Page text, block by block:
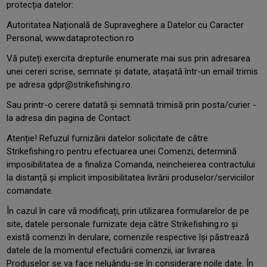
protecția datelor:
Autoritatea Națională de Supraveghere a Datelor cu Caracter
Personal, www.dataprotection.ro
Vă puteți exercita drepturile enumerate mai sus prin adresarea
unei cereri scrise, semnate și datate, atașată într-un email trimis
pe adresa gdpr@strikefishing.ro.
Sau printr-o cerere datată și semnată trimisă prin posta/curier -
la adresa din pagina de Contact.
Atenție! Refuzul furnizării datelor solicitate de către
Strikefishing.ro pentru efectuarea unei Comenzi, determină
imposibilitatea de a finaliza Comanda, neincheierea contractului
la distanță și implicit imposibilitatea livrării produselor/serviciilor
comandate.
În cazul în care vă modificați, prin utilizarea formularelor de pe
site, datele personale furnizate deja către Strikefishing.ro și
există comenzi în derulare, comenzile respective își păstrează
datele de la momentul efectuării comenzii, iar livrarea
Produselor se va face neluându-se în considerare noile date. În